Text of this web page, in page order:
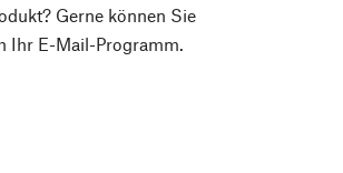
Gerne können Sie
Ihr E-Mail-Programm.